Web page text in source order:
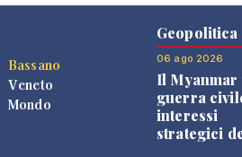
Bassano
Veneto
Mondo
Geopolitica
06 ago 2026
Il Myanmar
guerra
interessi
strategici